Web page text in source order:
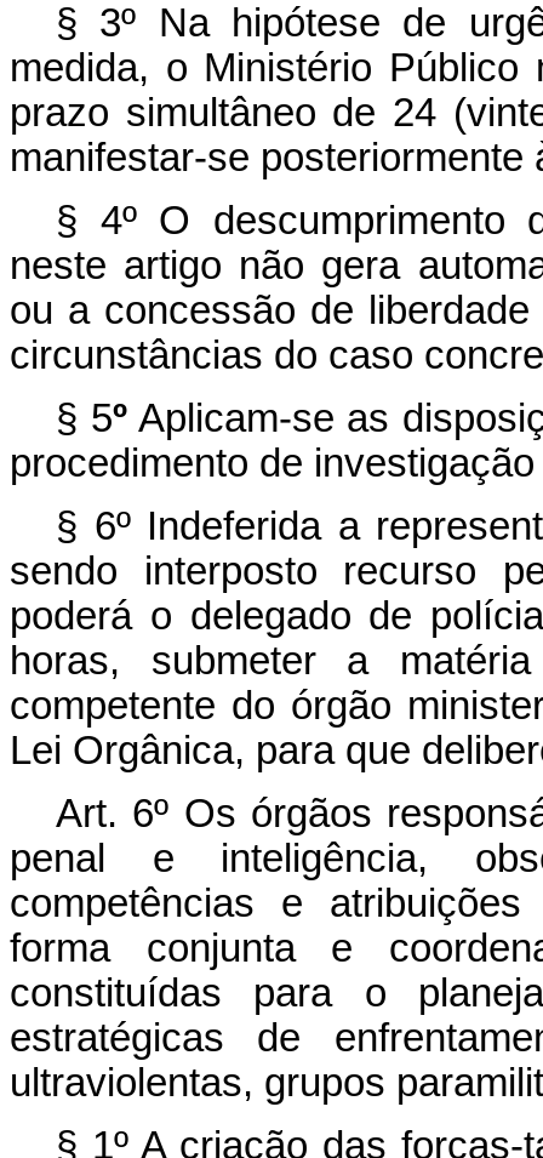
§ 3º Na hipótese de
medida, o Ministério
prazo simultâneo de 24
manifestar-se posteriormente
§ 4º O descumprimento
neste artigo não gera
ou a concessão de
circunstâncias do caso
§ 5ºAplicam-se as
procedimento de
§ 6º Indeferida a
sendo interposto recurso
poderá o delegado de
horas, submeter a
competente do órgão
Lei Orgânica, para que
Art. 6º Os órgãos
penal e inteligência,
competências e
forma conjunta e
constituídas para o
estratégicas de
ultraviolentas, grupos
§ 1º A criação das